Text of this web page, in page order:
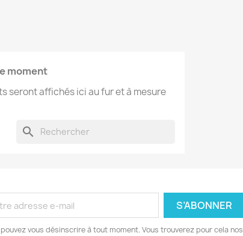
moment
seront affichés ici au fur et à mesure
search
pouvez vous désinscrire à tout moment. Vous trouverez pour cela nos